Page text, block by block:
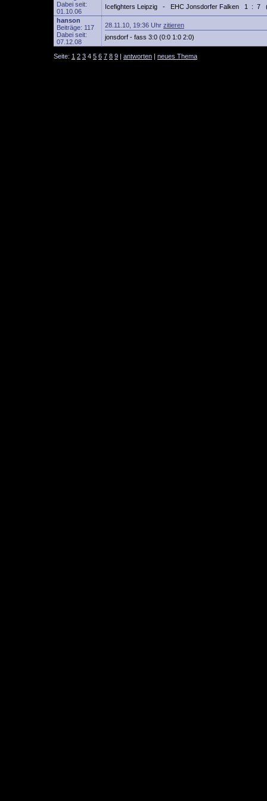
Dabei seit:
01.10.06
Icefighters Leipzig - EHC Jonsdorfer Falken 1 : 7
hanson
Beiträge: 117
Dabei seit:
07.12.08
28.11.10, 19:36 Uhr zitieren
jonsdorf - fass 3:0 (0:0 1:0 2:0)
Seite: 1 2 3 4 5 6 7 8 9 | antworten | neues Thema